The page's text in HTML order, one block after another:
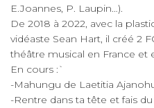
E.Joannes, P. Laupin…).
De 2018 à 2022, avec la
vidéaste Sean Hart, il créé 2
théâtre musical en France et
En cours :`
-Mahungu de Laetitia
-Rentre dans ta tête et fais